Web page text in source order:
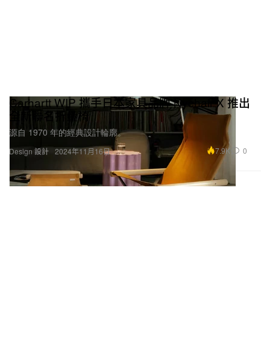
Design 設計
Carhartt WIP 攜手日本家具品牌 Nychair X 推出
全新聯名折疊椅
源自 1970 年的經典設計輪廓。
2024年11月16日 7.9K 0